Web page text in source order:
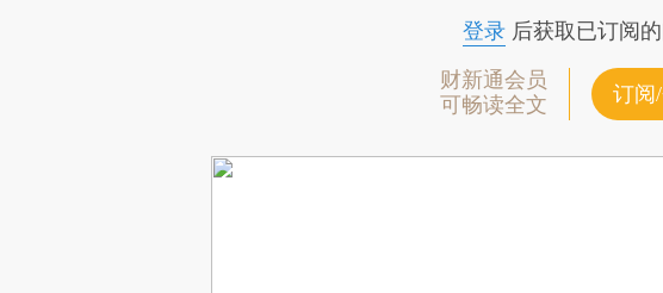
登录后获取已订阅
财新通会员
可畅读全文
订阅